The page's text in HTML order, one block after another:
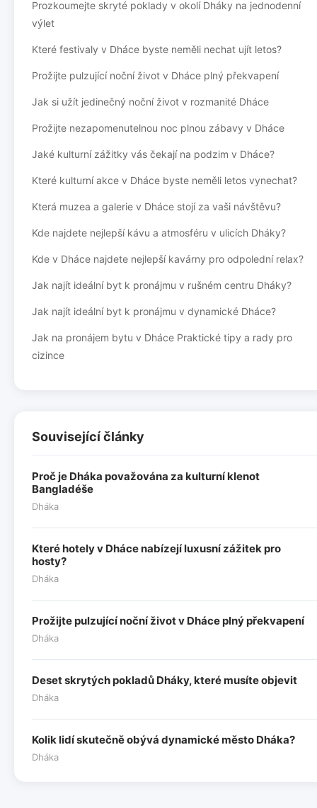
Prozkoumejte skryté poklady v okolí Dháky na jednodenní
výlet
Které festivaly v Dháce byste neměli nechat ujít letos?
Prožijte pulzující noční život v Dháce plný překvapení
Jak si užít jedinečný noční život v rozmanité Dháce
Prožijte nezapomenutelnou noc plnou zábavy v Dháce
Jaké kulturní zážitky vás čekají na podzim v Dháce?
Které kulturní akce v Dháce byste neměli letos vynechat?
Která muzea a galerie v Dháce stojí za vaši návštěvu?
Kde najdete nejlepší kávu a atmosféru v ulicích Dháky?
Kde v Dháce najdete nejlepší kavárny pro odpolední relax?
Jak najít ideální byt k pronájmu v rušném centru Dháky?
Jak najít ideální byt k pronájmu v dynamické Dháce?
Jak na pronájem bytu v Dháce Praktické tipy a rady pro
cizince
Související články
Proč je Dháka považována za kulturní klenot
Bangladéše
Dháka
Které hotely v Dháce nabízejí luxusní zážitek pro
hosty?
Dháka
Prožijte pulzující noční život v Dháce plný překvapení
Dháka
Deset skrytých pokladů Dháky, které musíte objevit
Dháka
Kolik lidí skutečně obývá dynamické město Dháka?
Dháka